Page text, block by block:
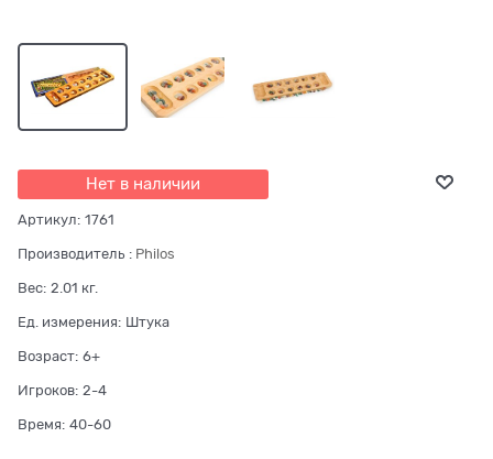
Нет в наличии
Артикул: 1761
Производитель : Philos
Вес: 2.01 кг.
Ед. измерения: Штука
Возраст: 6+
Игроков: 2-4
Время: 40-60